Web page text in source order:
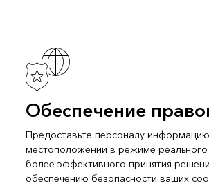
Обеспечение
Предоставьте персоналу
местоположении в режиме
более эффективного принятия
обеспечению безопасности ваших